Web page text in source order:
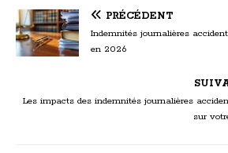
PRÉCÉDENT
Indemnités journalières
en 2026
Les impacts des indemnités journalières
sur